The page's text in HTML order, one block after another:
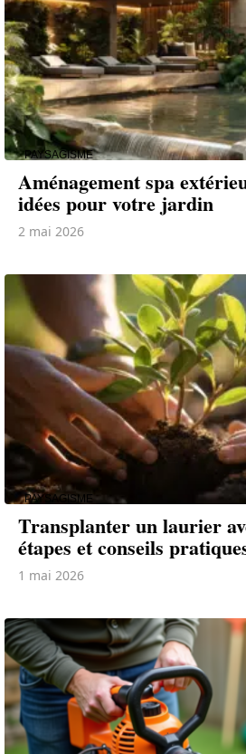
PAYSAGISME
Aménagement spa
idées pour votre jardin
2 mai 2026
PAYSAGISME
Transplanter un laurier
étapes et conseils
1 mai 2026